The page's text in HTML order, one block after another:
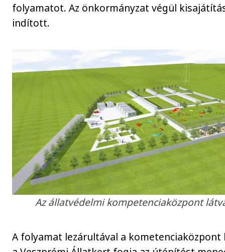
folyamatot. Az önkormányzat végül
indított.
Az állatvédelmi kompetenciaközpont
A folyamat lezárultával a kometenciaközpont